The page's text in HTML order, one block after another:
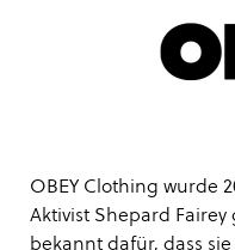
OBEY Clothing wurde
Aktivist Shepard
bekannt dafür, dass